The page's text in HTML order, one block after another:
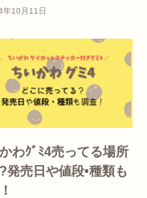
年10月11日
わｸﾞﾐ4売ってる場所
発売日や値段•種類も